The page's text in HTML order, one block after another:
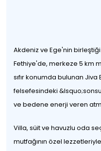
Akdeniz ve Ege'nin
Fethiye'de, merkeze 5 km
sıfır konumda bulunan
felsefesindeki
ve bedene enerji veren
Villa, süit ve havuzlu oda
mutfağının özel